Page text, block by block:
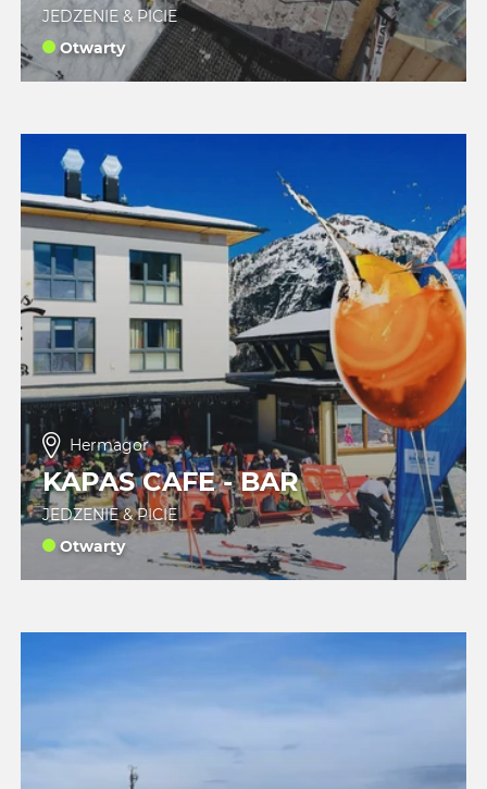
JEDZENIE & PICIE
Otwarty
Hermagor
KAPAS CAFE - BAR
JEDZENIE & PICIE
Otwarty